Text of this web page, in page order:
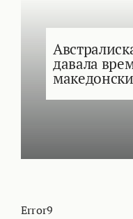
давала
Error9